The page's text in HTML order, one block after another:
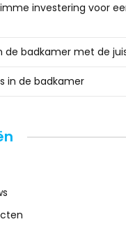
investering voor
de badkamer met de
in de badkamer